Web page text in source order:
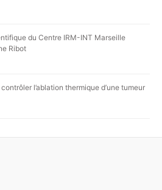
du Centre IRM-INT Marseille
Ribot
l’ablation thermique d’une tumeur